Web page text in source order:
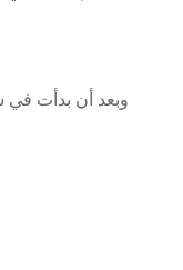
وبعد أن بدأت في